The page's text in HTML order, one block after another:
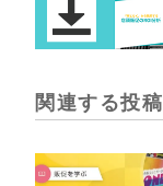
関連する投稿